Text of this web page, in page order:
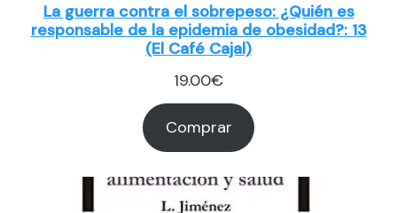
La guerra contra el sobrepeso: ¿Quién es
responsable de la epidemia de obesidad?: 13
(El Café Cajal)
19.00€
Comprar